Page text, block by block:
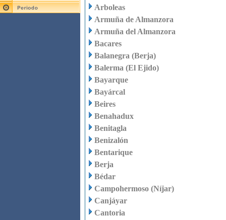
Arboleas
Armuña de Almanzora
Armuña del Almanzora
Bacares
Balanegra (Berja)
Balerma (El Ejido)
Bayarque
Bayárcal
Beires
Benahadux
Benitagla
Benizalón
Bentarique
Berja
Bédar
Campohermoso (Níjar)
Canjáyar
Cantoria